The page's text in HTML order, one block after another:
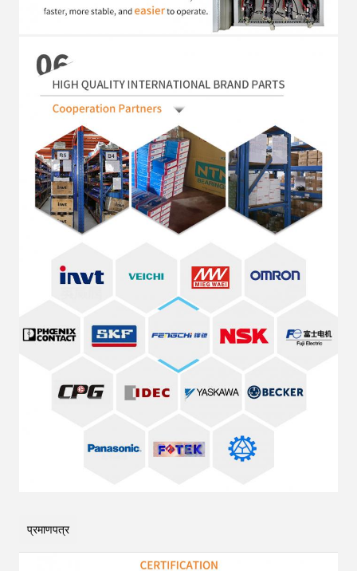
प्रमाणपत्र